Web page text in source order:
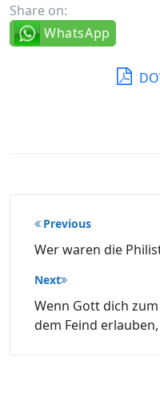
Share on:
WhatsApp
Beitragsnavigation
Previous
Wer waren die
Next
Wenn Gott dich
dem Feind